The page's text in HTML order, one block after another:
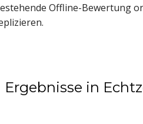
Offline-Bewertung
Ergebnisse in